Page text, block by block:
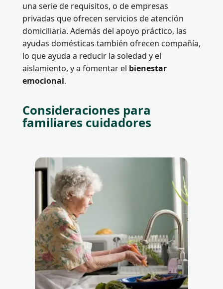
una serie de requisitos, o de empresas
privadas que ofrecen servicios de atención
domiciliaria. Además del apoyo práctico, las
ayudas domésticas también ofrecen compañía,
lo que ayuda a reducir la soledad y el
aislamiento, y a fomentar el bienestar
emocional.
Consideraciones para
familiares cuidadores